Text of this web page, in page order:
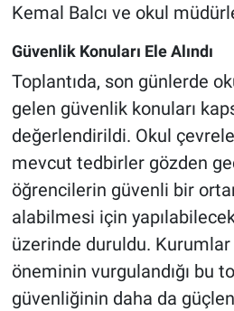
Kemal Balcı ve okul
Güvenlik Konuları Ele Alındı
Toplantıda, son günlerde
gelen güvenlik konuları
değerlendirildi. Okul
mevcut tedbirler gözden
öğrencilerin güvenli bir
alabilmesi için
üzerinde duruldu.
öneminin vurgulandığı bu
güvenliğinin daha da